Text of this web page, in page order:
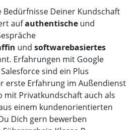
Bedürfnisse Deiner Kundschaft
aufauthentische und
und softwarebasiertes
Erfahrungen mit Google
sind ein Plus
erste Erfahrung im Außendienst
mit Privatkundschaft auch als
einem kundenorientierten
Dich gern bewerben